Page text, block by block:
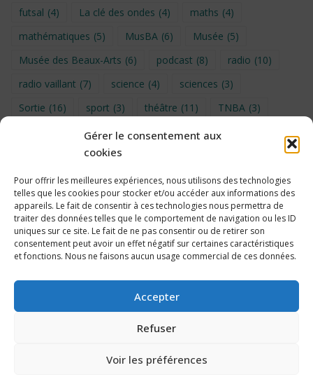
Gérer le consentement aux
cookies
Pour offrir les meilleures expériences, nous utilisons des technologies
telles que les cookies pour stocker et/ou accéder aux informations des
appareils. Le fait de consentir à ces technologies nous permettra de
traiter des données telles que le comportement de navigation ou les ID
uniques sur ce site. Le fait de ne pas consentir ou de retirer son
consentement peut avoir un effet négatif sur certaines caractéristiques
et fonctions. Nous ne faisons aucun usage commercial de ces données.
Accepter
Refuser
Voir les préférences
futsal (4) La clé des ondes (4) maths (4)
mathématiques (5) MusBA (6) Musée (5)
Musée des Beaux-Arts (6) podcast (8) radio (10)
radio vaillant (7) science (4) sciences (3)
Sortie (16) sport (3) théâtre (11) TNBA (3)
UNSS (9) upe2a (7) vidéo
Voyage en provence 2026
Voyage à Bruxelles 2024 (4) Wahid Chakib (4)
éco-délégués (7)
Politique de cookies
2026 Collège Édouard Vaillant, Bordeaux – Propulsé par